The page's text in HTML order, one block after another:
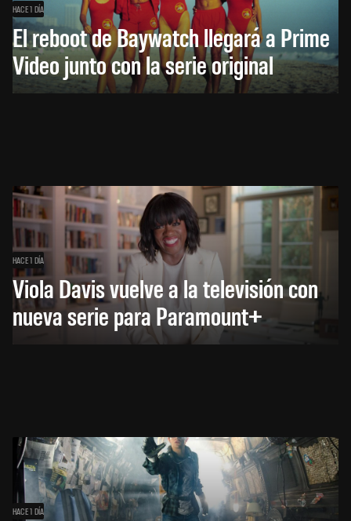
HACE 1 DÍA
El reboot de Baywatch llegará a Prime
Video junto con la serie original
HACE 1 DÍA
Viola Davis vuelve a la televisión con
nueva serie para Paramount+
HACE 1 DÍA